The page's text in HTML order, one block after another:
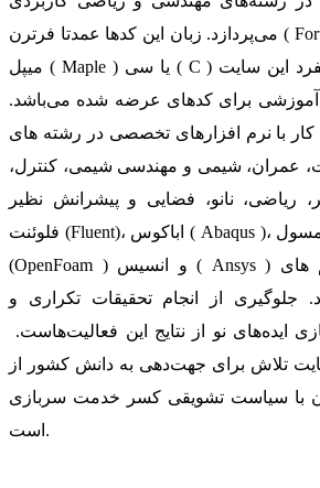
می‌پردازد. زبان این کدها عمدتا فرترن ( Fortran )، متلب ( Matlab )،
میپل ( Maple ) یا سی ( C ) است. ویژگی منحصر بفرد این سایت
آموزشی برای کدهای عرضه شده می‌باشد.
کار با نرم افزارهای تخصصی در رشته های
عمران، شیمی و مهندسی شیمی، کنترل،
ریاضی، نانو، فضایی و پیشرانش نظیر
فلوئنت (Fluent)، اباکوس ( Abaqus )، کامسول ( Comsol )، اپن فوم
(OpenFoam ) و انسیس ( Ansys ) در قالب بسته‌ و فیلم های
جلوگیری از انجام تحقیقات تکراری و
ایده‌های نو از نتایج این فعالیت‌هاست.
تلاش برای جهت‌دهی به دانش کشور از
با سیاست تشویقی کسر خدمت سربازی
است.